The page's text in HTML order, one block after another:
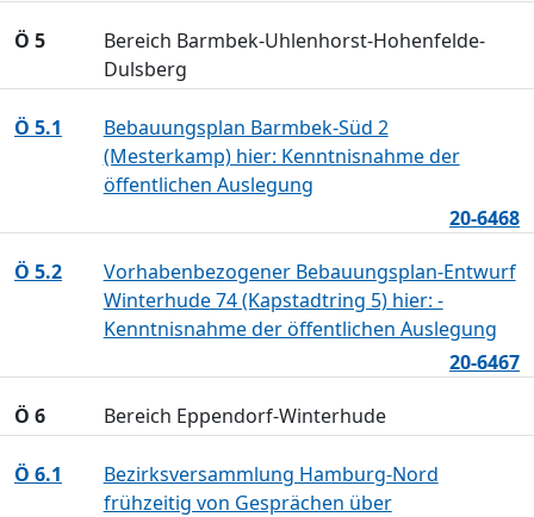
Ö 5
Bereich Barmbek-Uhlenhorst-Hohenfelde-
Dulsberg
Ö 5.1
Bebauungsplan Barmbek-Süd 2
(Mesterkamp) hier: Kenntnisnahme der
öffentlichen Auslegung
20-6468
Ö 5.2
Vorhabenbezogener Bebauungsplan-Entwurf
Winterhude 74 (Kapstadtring 5) hier: -
Kenntnisnahme der öffentlichen Auslegung
20-6467
Ö 6 Bereich Eppendorf-Winterhude
Ö 6.1
Bezirksversammlung Hamburg-Nord
frühzeitig von Gesprächen über